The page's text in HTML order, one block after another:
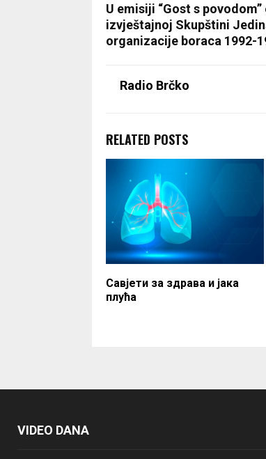
U emisiji “Gost s
izvještajnoj Skupštini
organizacije boraca 1992-
Radio Brčko
RELATED POSTS
Савјети за здрава и јака
плућа
VIDEO DANA